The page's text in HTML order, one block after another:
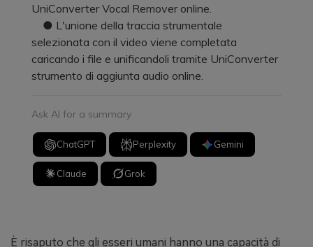
UniConverter Vocal Remover online.
● L'unione della traccia strumentale
selezionata con il video viene completata
caricando i file e unificandoli tramite UniConverter
strumento di aggiunta audio online.
Ask AI for a summary
ChatGPT Perplexity Gemini
Claude Grok
È risaputo che gli esseri umani hanno una capacità di